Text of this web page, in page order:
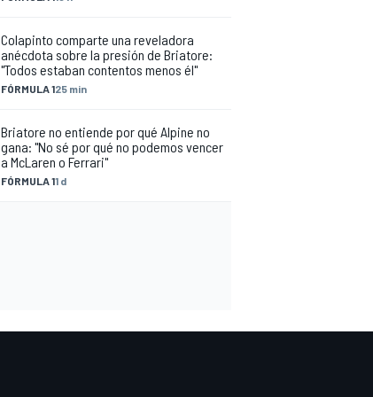
FÓRMULA 125 min
Colapinto comparte una reveladora
anécdota sobre la presión de Briatore:
"Todos estaban contentos menos él"
FÓRMULA 11 d
Briatore no entiende por qué Alpine no
gana: "No sé por qué no podemos vencer
a McLaren o Ferrari"